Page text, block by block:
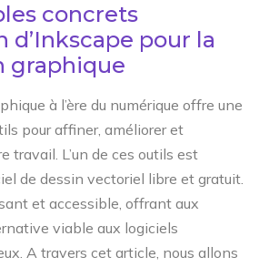
concrets
d’Inkscape pour la
graphique
à l’ère du numérique offre une
pour affiner, améliorer et
travail. L’un de ces outils est
de dessin vectoriel libre et gratuit.
et accessible, offrant aux
viable aux logiciels
A travers cet article, nous allons